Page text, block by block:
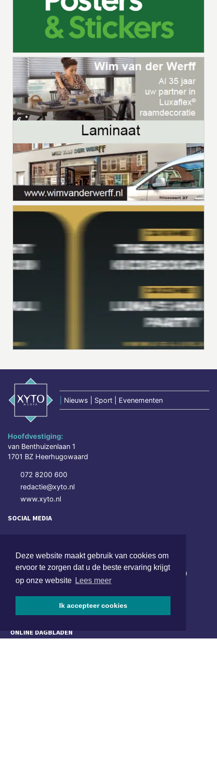
Deze website maakt gebruik van cookies om
ervoor te zorgen dat u de beste ervaring krijgt
op onze website Lees meer
Ik accepteer cookies
Nieuws | Sport | Evenementen
Hoofdvestiging:
van Benthuizenlaan 1
1701 BZ Heerhugowaard
072 8200 600
redactie@xyto.nl
www.xyto.nl
SOCIAL MEDIA
NIEUWSBRIEF AANMELDEN
Schrijf je in voor onze nieuwsbrief en krijg wekelijks een
samenvatting van alle gebeurtenissen uit jouw regio.
ONLINE DAGBLADEN